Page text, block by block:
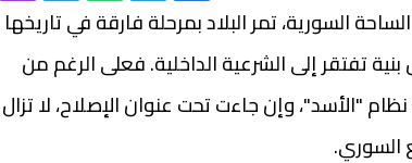
السورية، تمر البلاد بمرحلة فارقة في تاريخها
تفتقر إلى الشرعية الداخلية. فعلى الرغم من
"الأسد"، وإن جاءت تحت عنوان الإصلاح، لا تزال
السوري.